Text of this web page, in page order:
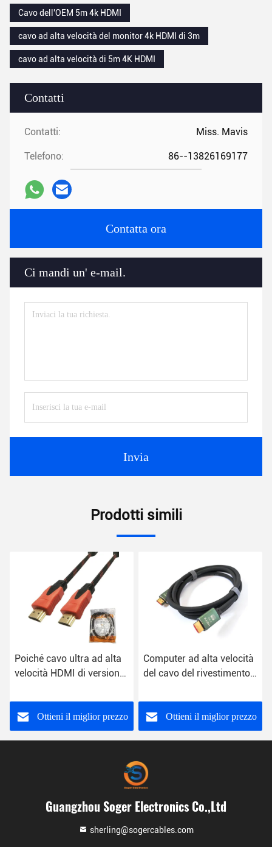
Contatti
Contatti: Miss. Mavis
Telefono: 86--13826169177
Contatta ora
Ci mandi un' e-mail.
Invia
Cavo dell'OEM 5m 4k HDMI
cavo ad alta velocità del monitor 4k HDMI di 3m
cavo ad alta velocità di 5m 4K HDMI
Prodotti simili
Poiché cavo ultra ad alta
velocità HDMI di versione
HDMI
Ottieni il miglior prezzo
Computer ad alta velocità
del cavo del rivestimento
60HZ HDMI al proiettore
Ottieni il miglior prezzo
Guangzhou Soger Electronics Co.,Ltd
sherling@sogercables.com